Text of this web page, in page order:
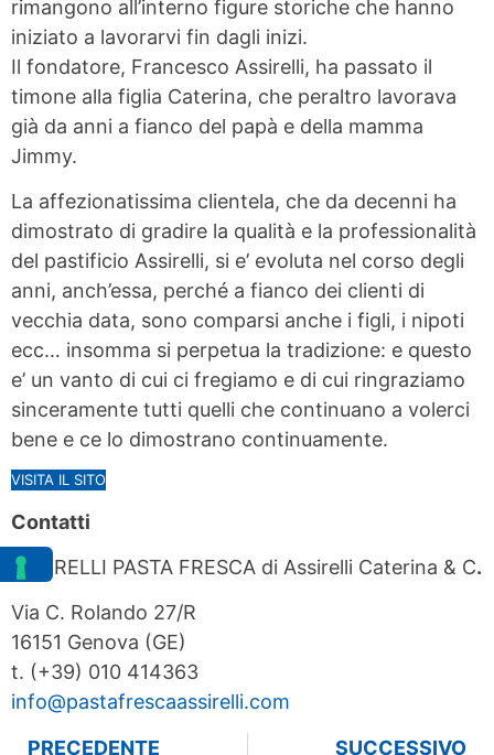
rimangono all’interno figure storiche che hanno
iniziato a lavorarvi fin dagli inizi.
Il fondatore, Francesco Assirelli, ha passato il
timone alla figlia Caterina, che peraltro lavorava
già da anni a fianco del papà e della mamma
Jimmy.
La affezionatissima clientela, che da decenni ha
dimostrato di gradire la qualità e la professionalità
del pastificio Assirelli, si e’ evoluta nel corso degli
anni, anch’essa, perché a fianco dei clienti di
vecchia data, sono comparsi anche i figli, i nipoti
ecc… insomma si perpetua la tradizione: e questo
e’ un vanto di cui ci fregiamo e di cui ringraziamo
sinceramente tutti quelli che continuano a volerci
bene e ce lo dimostrano continuamente.
VISITA IL SITO
Contatti
ASSIRELLI PASTA FRESCA di Assirelli Caterina & C.
Via C. Rolando 27/R
16151 Genova (GE)
t. (+39) 010 414363
info@pastafrescaassirelli.com
PRECEDENTE
SUCCESSIVO